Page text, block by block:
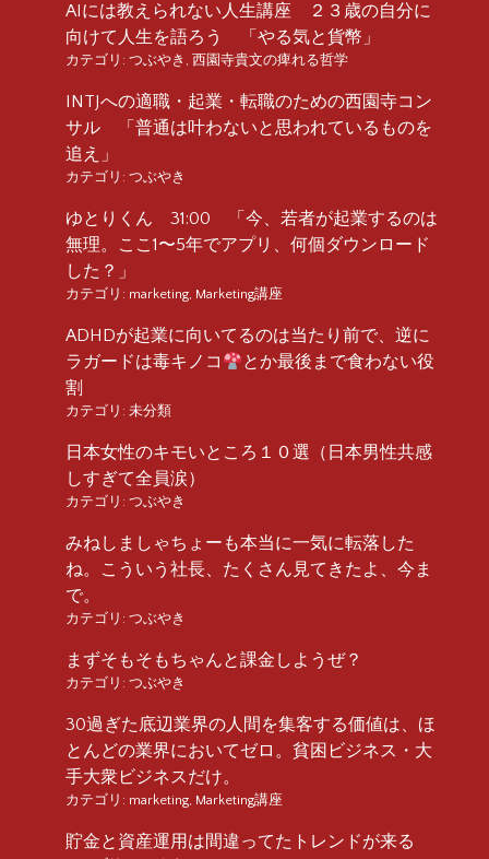
AIには教えられない人生講座 ２３歳の自分に
向けて人生を語ろう 「やる気と貨幣」
カテゴリ: つぶやき , 西園寺貴文の痺れる哲学
INTJへの適職・起業・転職のための西園寺コン
サル 「普通は叶わないと思われているものを
追え」
カテゴリ: つぶやき
ゆとりくん 31:00 「今、若者が起業するのは
無理。ここ1〜5年でアプリ、何個ダウンロード
した？」
カテゴリ: marketing, Marketing講座
ADHDが起業に向いてるのは当たり前で、逆に
ラガードは毒キノコ
とか最後まで食わない役
割
カテゴリ: 未分類
日本女性のキモいところ１０選（日本男性共感
しすぎて全員涙）
カテゴリ: つぶやき
みねしましゃちょーも本当に一気に転落した
ね。こういう社長、たくさん見てきたよ、今ま
で。
カテゴリ: つぶやき
まずそもそもちゃんと課金しようぜ？
カテゴリ: つぶやき
30過ぎた底辺業界の人間を集客する価値は、ほ
とんどの業界においてゼロ。貧困ビジネス・大
手大衆ビジネスだけ。
カテゴリ: marketing, Marketing講座
貯金と資産運用は間違ってたトレンドが来る